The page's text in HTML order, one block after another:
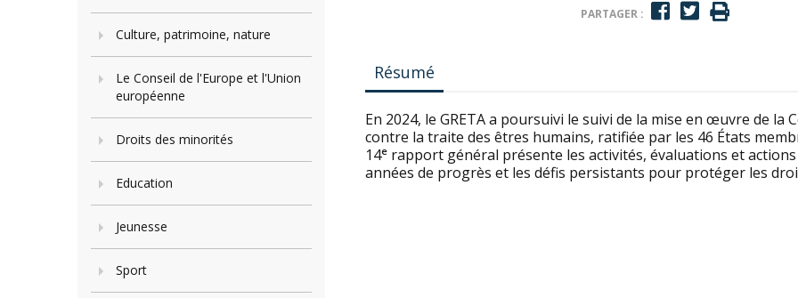
Culture, patrimoine, nature
Le Conseil de l'Europe et l'Union
européenne
Droits des minorités
Education
Jeunesse
Sport
PARTAGER :
Résumé
En 2024, le GRETA a poursuivi le suivi de la mise en œuvre de la
contre la traite des êtres humains, ratifiée par les 46 États
14ᵉ rapport général présente les activités, évaluations et
années de progrès et les défis persistants pour protéger les